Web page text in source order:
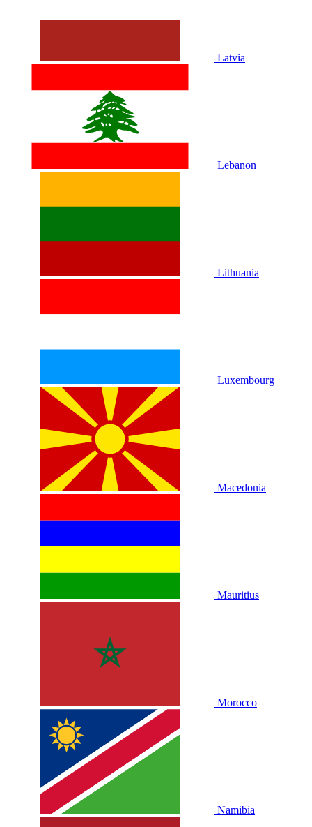
Latvia
Lebanon
Lithuania
Luxembourg
Macedonia
Mauritius
Morocco
Namibia